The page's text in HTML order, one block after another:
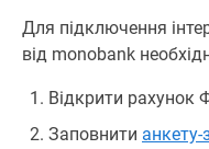
Для підключення
від monobank
Відкрити рахунок
Заповнити